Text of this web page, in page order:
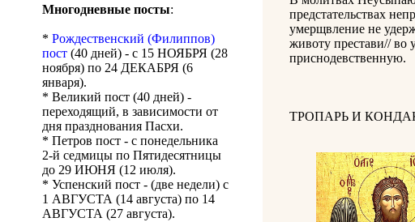
Многодневные посты:
* Рождественский (Филиппов)
пост (40 дней) - с 15 НОЯБРЯ (28
ноября) по 24 ДЕКАБРЯ (6
января).
* Великий пост (40 дней) -
переходящий, в зависимости от
дня празднования Пасхи.
* Петров пост - с понедельника
2-й седмицы по Пятидесятницы
до 29 ИЮНЯ (12 июля).
* Успенский пост - (две недели) с
1 АВГУСТА (14 августа) по 14
АВГУСТА (27 августа).
предстательствах
умерщвление не
животу престави// во
приснодевственную.
ТРОПАРЬ И